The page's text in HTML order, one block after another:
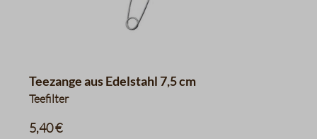
Teezange aus Edelstahl 7,5 cm
Teefilter
5,40 €